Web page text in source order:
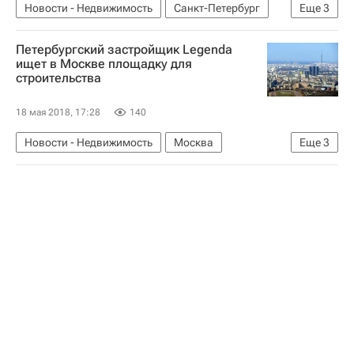
Еще3
Новости - Недвижимость
Санкт-Петербург
Форум "Среда для жизни" в Калининграде
Жилье
Россия
Петербургский застройщик Legenda
ищет в Москве площадку для
строительства
18 мая 2018, 17:28 140
Еще3
Новости - Недвижимость
Москва
Форум "Среда для жизни" в Калининграде